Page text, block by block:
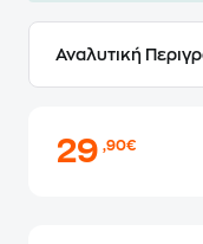
Αναλυτική
29,90€